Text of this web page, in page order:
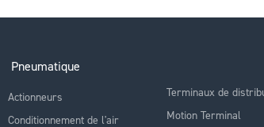
Pneumatique
Actionneurs
Conditionnement de l'air
Terminaux de
Motion Terminal